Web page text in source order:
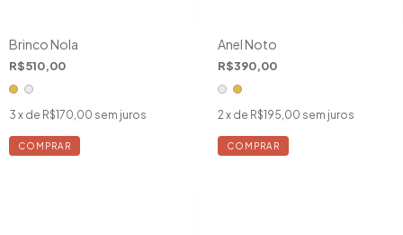
Brinco Nola
R$510,00
3 x de R$170,00 sem juros
COMPRAR
Anel Noto
R$390,00
2x de R$195,00 sem juros
COMPRAR